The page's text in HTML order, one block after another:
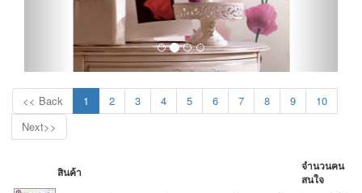
<< Back 1 2 3 4 5 6 7 8 9
10
Next>>
สินค้า
จำนวนคน
สนใจ